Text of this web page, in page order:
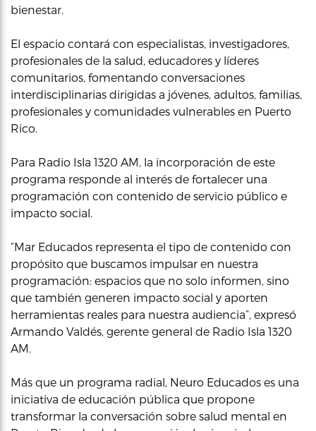
bienestar.
El espacio contará con especialistas, investigadores,
profesionales de la salud, educadores y líderes
comunitarios, fomentando conversaciones
interdisciplinarias dirigidas a jóvenes, adultos, familias,
profesionales y comunidades vulnerables en Puerto
Rico.
Para Radio Isla 1320 AM, la incorporación de este
programa responde al interés de fortalecer una
programación con contenido de servicio público e
impacto social.
“Mar Educados representa el tipo de contenido con
propósito que buscamos impulsar en nuestra
programación: espacios que no solo informen, sino
que también generen impacto social y aporten
herramientas reales para nuestra audiencia”, expresó
Armando Valdés, gerente general de Radio Isla 1320
AM.
Más que un programa radial, Neuro Educados es una
iniciativa de educación pública que propone
transformar la conversación sobre salud mental en